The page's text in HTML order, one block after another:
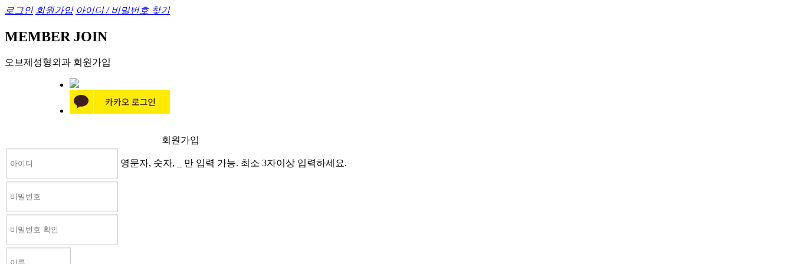
로그인 회원가입 아이디 / 비밀번호 찾기
MEMBER JOIN
오브제성형외과 회원가입
회원가입
영문자, 숫자, _ 만 입력 가능. 최소 3자이상 입력하세요.